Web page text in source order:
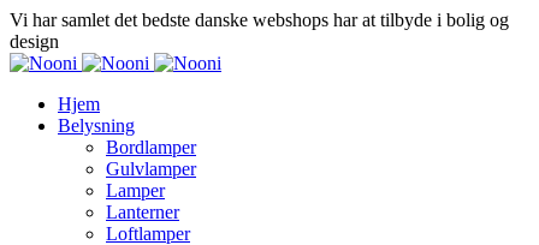
Vi har samlet det bedste danske webshops har at tilbyde i bolig og
design
Hjem
Belysning
Bordlamper
Gulvlamper
Lamper
Lanterner
Loftlamper